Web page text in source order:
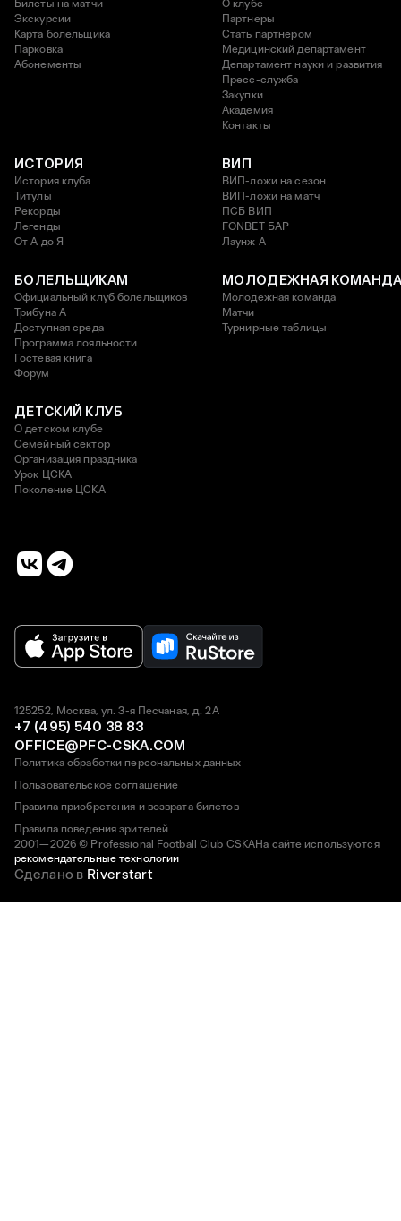
Билеты на матчи
Экскурсии
Карта болельщика
Парковка
Абонементы
О клубе
Партнеры
Стать партнером
Медицинский департамент
Департамент науки и развития
Пресс-служба
Закупки
Академия
Контакты
ИСТОРИЯ
История клуба
Титулы
Рекорды
Легенды
От А до Я
ВИП
ВИП-ложи на сезон
ВИП-ложи на матч
ПСБ ВИП
FONBET БАР
Лаунж A
БОЛЕЛЬЩИКАМ
Официальный клуб болельщиков
Трибуна А
Доступная среда
Программа лояльности
Гостевая книга
Форум
МОЛОДЕЖНАЯ
Молодежная команда
Матчи
Турнирные таблицы
ДЕТСКИЙ КЛУБ
О детском клубе
Семейный сектор
Организация праздника
Урок ЦСКА
Поколение ЦСКА
2001—2026 © Professional Football Club CSKAНа сайте используются
рекомендательные технологии
125252, Москва, ул. 3-я Песчаная, д. 2А
+7 (495) 540 38 83
OFFICE@PFC-CSKA.COM
Политика обработки персональных данных
Пользовательское соглашение
Правила приобретения и возврата билетов
Правила поведения зрителей
Сделано в Riverstart